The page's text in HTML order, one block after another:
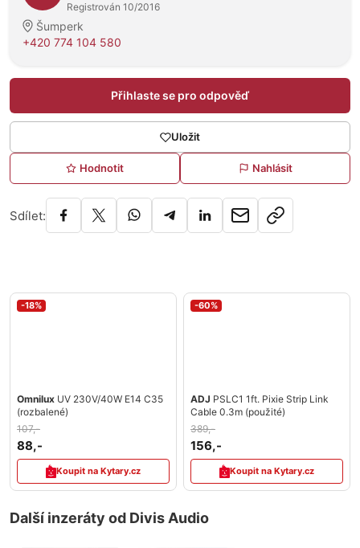
Registrován 10/2016
Šumperk
+420 774 104 580
Přihlaste se pro odpověď
Uložit
Hodnotit Nahlásit
Sdílet:
-18%
Omnilux UV 230V/40W E14 C35
(rozbalené)
107,-
88,-
Koupit na Kytary.cz
-60%
ADJ PSLC1 1ft. Pixie Strip Link
Cable 0.3m (použité)
389,-
156,-
Koupit na Kytary.cz
Další inzeráty od Divis Audio